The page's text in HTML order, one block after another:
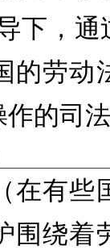
下，
的劳动
的司
在有些
围绕